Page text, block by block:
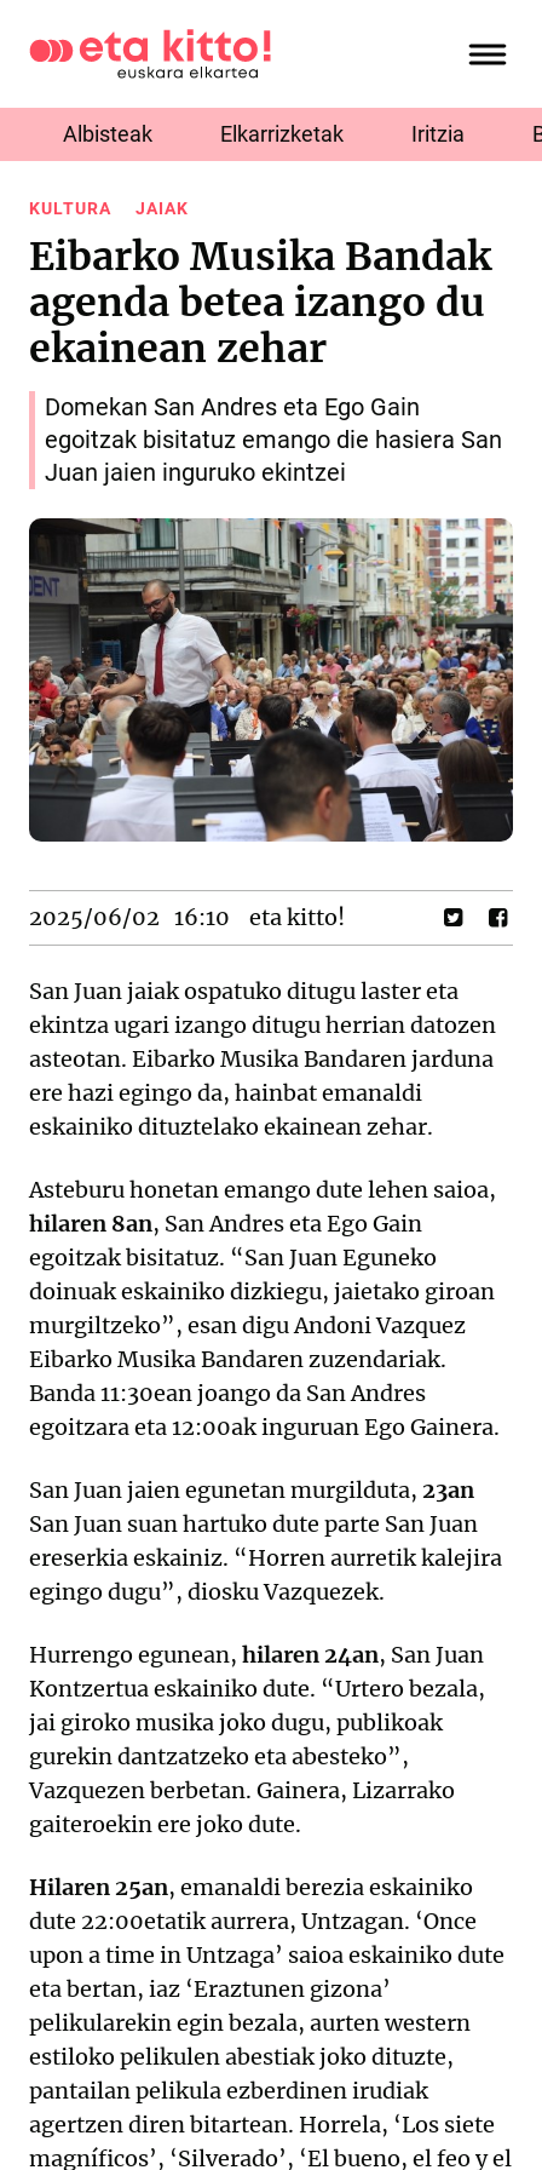
Albisteak Elkarrizketak Iritzia
KULTURA JAIAK
Eibarko Musika Bandak
agenda betea izango du
ekainean zehar
Domekan San Andres eta Ego Gain
egoitzak bisitatuz emango die hasiera San
Juan jaien inguruko ekintzei
2025/06/02 16:10 eta kitto!
San Juan jaiak ospatuko ditugu laster eta
ekintza ugari izango ditugu herrian datozen
asteotan. Eibarko Musika Bandaren jarduna
ere hazi egingo da, hainbat emanaldi
eskainiko dituztelako ekainean zehar.
Asteburu honetan emango dute lehen saioa,
hilaren 8an, San Andres eta Ego Gain
egoitzak bisitatuz. “San Juan Eguneko
doinuak eskainiko dizkiegu, jaietako giroan
murgiltzeko”, esan digu Andoni Vazquez
Eibarko Musika Bandaren zuzendariak.
Banda 11:30ean joango da San Andres
egoitzara eta 12:00ak inguruan Ego Gainera.
San Juan jaien egunetan murgilduta, 23an
San Juan suan hartuko dute parte San Juan
ereserkia eskainiz. “Horren aurretik kalejira
egingo dugu”, diosku Vazquezek.
Hurrengo egunean, hilaren 24an, San Juan
Kontzertua eskainiko dute. “Urtero bezala,
jai giroko musika joko dugu, publikoak
gurekin dantzatzeko eta abesteko”,
Vazquezen berbetan. Gainera, Lizarrako
gaiteroekin ere joko dute.
Hilaren 25an, emanaldi berezia eskainiko
dute 22:00etatik aurrera, Untzagan. ‘Once
upon a time in Untzaga’ saioa eskainiko dute
eta bertan, iaz ‘Eraztunen gizona’
pelikularekin egin bezala, aurten western
estiloko pelikulen abestiak joko dituzte,
pantailan pelikula ezberdinen irudiak
agertzen diren bitartean. Horrela, ‘Los siete
magníficos’, ‘Silverado’, ‘El bueno, el feo y el